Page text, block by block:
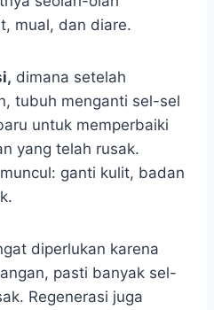
mual, dan diare.
dimana setelah
tubuh menganti sel-sel
untuk memperbaiki
yang telah rusak.
ganti kulit, badan
diperlukan karena
pasti banyak sel-
Regenerasi juga